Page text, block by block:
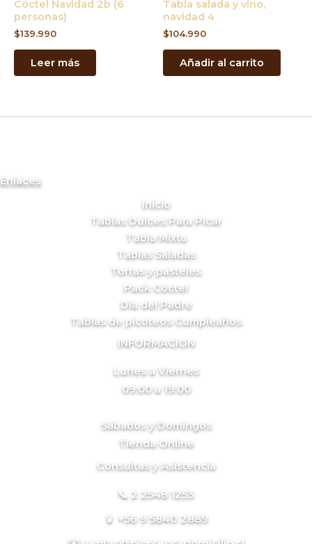
Cóctel Navidad 2b (6
personas)
$139.990
Leer más
Tabla salada y vino,
navidad 4
$104.990
Añadir al carrito
Enlaces
Inicio
Tablas Dulces Para Picar
Tabla Mixta
Tablas Saladas
Tortas y pasteles
Pack Cóctel
Día del Padre
Tablas de picoteos Cumpleaños
INFORMACION
Lunes a Viernes
09:00 a 19:00
Sábados y Domingos
Tienda Online
Consultas y Asistencia
📞 2 2548 1253
📱 +56 9 5840 2889